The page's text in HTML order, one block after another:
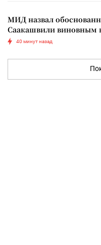
МИД назвал
Саакашвили виновным
40 минут назад